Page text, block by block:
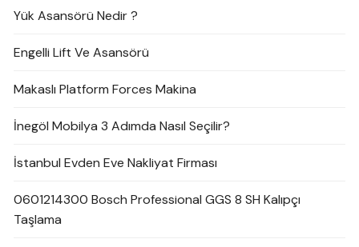
Yük Asansörü Nedir ?
Engelli Lift Ve Asansörü
Makaslı Platform Forces Makina
İnegöl Mobilya 3 Adımda Nasıl Seçilir?
İstanbul Evden Eve Nakliyat Firması
0601214300 Bosch Professional GGS 8 SH Kalıpçı
Taşlama